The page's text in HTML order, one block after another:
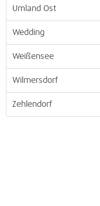
Umland Ost
Wedding
Weißensee
Wilmersdorf
Zehlendorf